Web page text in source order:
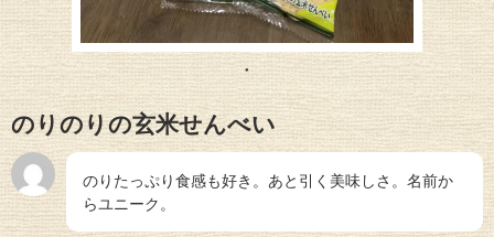
のりのりの玄米せんべい
のりたっぷり食感も好き。あと引く美味しさ。名前か
らユニーク。